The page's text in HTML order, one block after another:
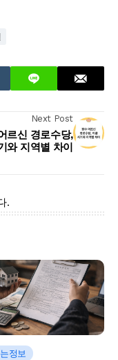
Next Post
르신 경로수당,
와 지역별 차이
.
정보